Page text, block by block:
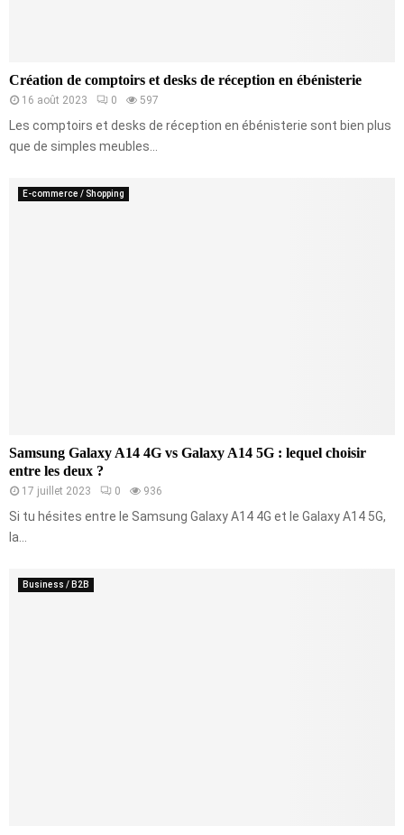
Création de comptoirs et desks de réception en ébénisterie
16 août 2023 0 597
Les comptoirs et desks de réception en ébénisterie sont bien plus
que de simples meubles...
E-commerce / Shopping
Samsung Galaxy A14 4G vs Galaxy A14 5G : lequel choisir
entre les deux ?
17 juillet 2023 0 936
Si tu hésites entre le Samsung Galaxy A14 4G et le Galaxy A14 5G,
la...
Business / B2B